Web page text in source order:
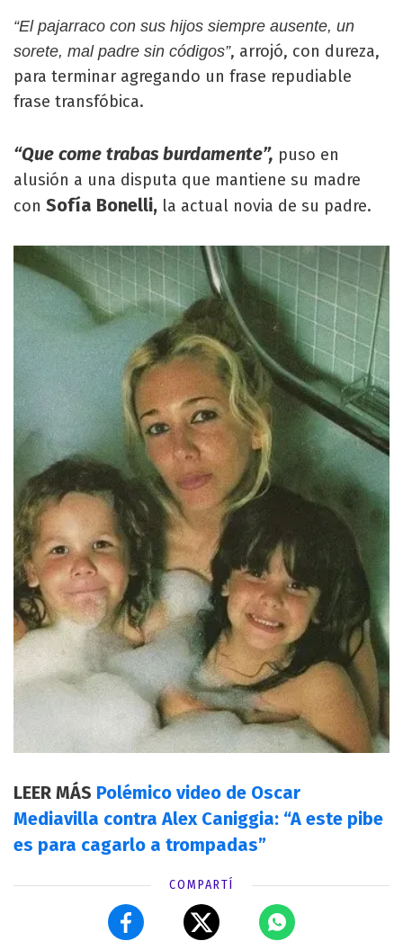
“El pajarraco con sus hijos siempre ausente, un
sorete, mal padre sin códigos”, arrojó, con dureza,
para terminar agregando un frase repudiable
frase transfóbica.
“Que come trabas burdamente”, puso en
alusión a una disputa que mantiene su madre
con Sofía Bonelli, la actual novia de su padre.
LEER MÁS Polémico video de Oscar
Mediavilla contra Alex Caniggia: “A este pibe
es para cagarlo a trompadas”
COMPARTÍ